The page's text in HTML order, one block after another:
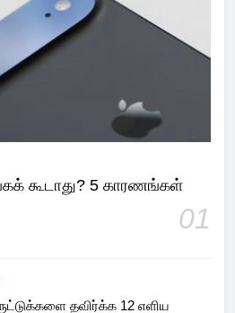
கூடாது? 5 காரணங்கள்
01
தவிர்க்க 12 எளிய